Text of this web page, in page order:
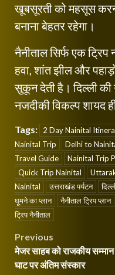
खूबसूरती को महसूस
बनाना बेहतर रहेगा।
नैनीताल सिर्फ एक
हवा, शांत झील और
सुकून देती है। दिल्ली
नजदीकी विकल्प शायद
Tags: 2 Day Nainital
Nainital Trip
Delhi to
Travel Guide
Nainital Trip
Quick Trip Nainital
Nainital
उत्तराखंड पर्यटन
घूमने का प्लान
नैनीताल ट्रिप प्लान
ट्रिप नैनीताल
Post
navigation
Previous
मेजर साहब को राजकीय
घाट पर अंतिम संस्कार